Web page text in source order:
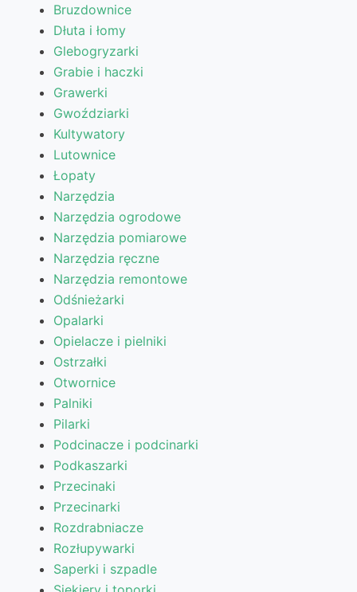
Bruzdownice
Dłuta i łomy
Glebogryzarki
Grabie i haczki
Grawerki
Gwoździarki
Kultywatory
Lutownice
Łopaty
Narzędzia
Narzędzia ogrodowe
Narzędzia pomiarowe
Narzędzia ręczne
Narzędzia remontowe
Odśnieżarki
Opalarki
Opielacze i pielniki
Ostrzałki
Otwornice
Palniki
Pilarki
Podcinacze i podcinarki
Podkaszarki
Przecinaki
Przecinarki
Rozdrabniacze
Rozłupywarki
Saperki i szpadle